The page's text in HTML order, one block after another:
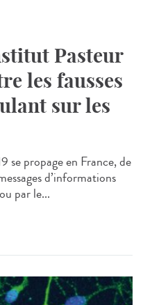
Pasteur
les fausses
sur les
se propage en France, de
d’informations
par le...